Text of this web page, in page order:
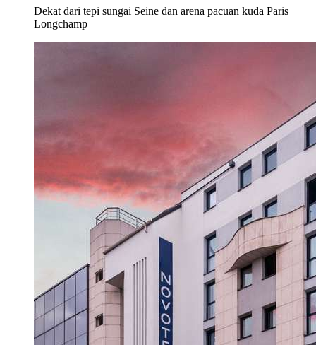
Dekat dari tepi sungai Seine dan arena pacuan kuda Paris
Longchamp